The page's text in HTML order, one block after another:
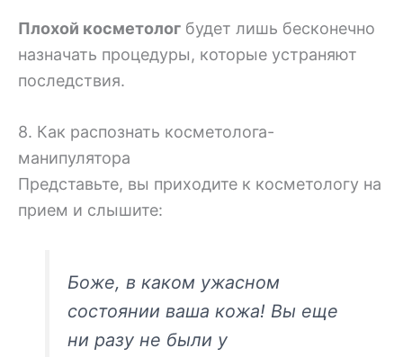
Плохой косметолог будет лишь бесконечно
назначать процедуры, которые устраняют
последствия.
8. Как распознать косметолога-
манипулятора
Представьте, вы приходите к косметологу на
прием и слышите:
Боже, в каком ужасном
состоянии ваша кожа! Вы еще
ни разу не были у